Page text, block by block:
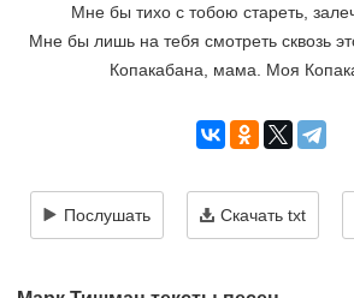
Мне бы тихо с тобою стареть,
Мне бы лишь на тебя смотреть сквозь
Копакабана, мама. Моя
Послушать Скачать txt